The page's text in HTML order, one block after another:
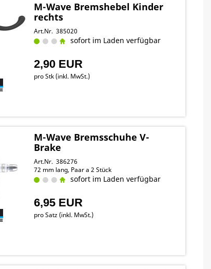
M-Wave Bremshebel Kinder
rechts
Art.Nr. 385020
sofort im Laden verfügbar
2,90 EUR
pro Stk (inkl. MwSt.)
M-Wave Bremsschuhe V-
Brake
Art.Nr. 386276
72 mm lang, Paar a 2 Stück
sofort im Laden verfügbar
6,95 EUR
pro Satz (inkl. MwSt.)